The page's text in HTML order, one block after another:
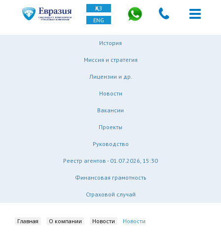
ҚАЗ
ENG
История
Миссия и стратегия
Лицензии и др.
Новости
Вакансии
Проекты
Руководство
Реестр агентов - 01.07.2026, 15:30
Финансовая грамотность
Страховой случай
Главная О компании Новости Новости